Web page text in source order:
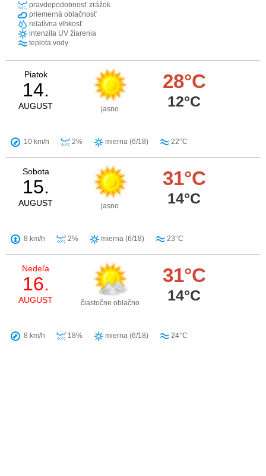
pravdepodobnosť zrážok
priemerná oblačnosť
relatívna vlhkosť
intenzita UV žiarenia
teplota vody
Piatok
14.
AUGUST jasno
28°C
12°C
10 km/h 2% mierna (6/18) 22°C
Sobota
15.
AUGUST jasno
31°C
14°C
8 km/h 2% mierna (6/18) 23°C
Nedeľa
16.
AUGUST čiastočne oblačno
31°C
14°C
8 km/h 18% mierna (6/18) 24°C